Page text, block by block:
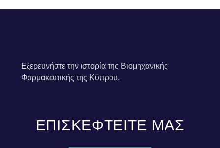
Εξερευνήστε την ιστορία της Βιομηχανικής
Φαρμακευτικής της Κύπρου.
ΕΠΙΣΚΕΦΤΕΙΤΕ ΜΑΣ